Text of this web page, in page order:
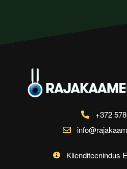
+372
Klienditeenindus